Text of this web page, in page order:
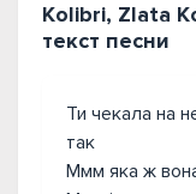
Kolibri, Zlata
текст песни
Ти чекала на
так
Ммм яка ж